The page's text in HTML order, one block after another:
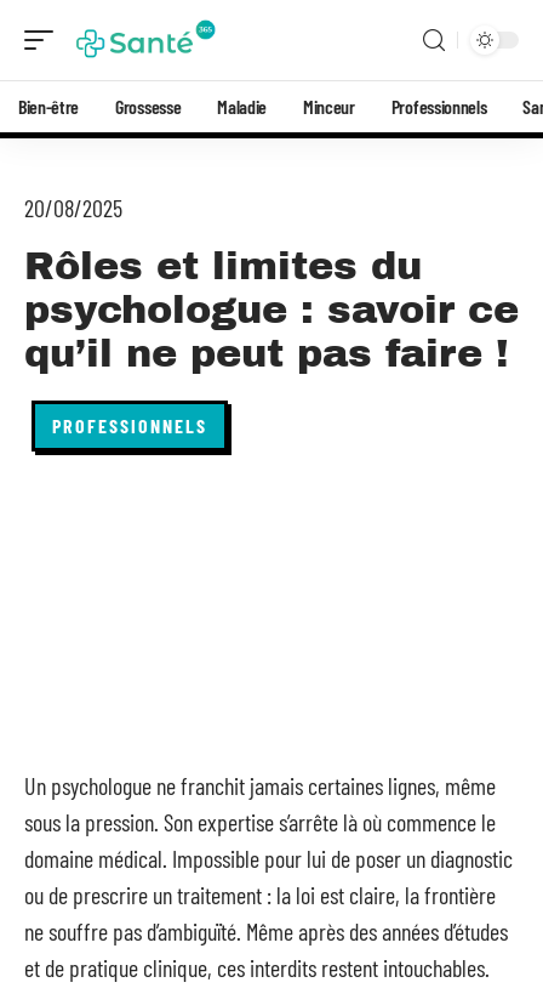
Bien-être Grossesse Maladie Minceur Professionnels
20/08/2025
Rôles et limites du
psychologue : savoir ce
qu’il ne peut pas faire !
PROFESSIONNELS
Un psychologue ne franchit jamais certaines lignes, même
sous la pression. Son expertise s’arrête là où commence le
domaine médical. Impossible pour lui de poser un diagnostic
ou de prescrire un traitement : la loi est claire, la frontière
ne souffre pas d’ambiguïté. Même après des années d’études
et de pratique clinique, ces interdits restent intouchables.